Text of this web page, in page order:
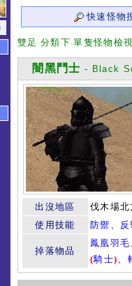
快速怪物
雙足 分類下 單隻怪物檢視
闇黑鬥士 - Black
出沒地區
伐木場
使用技能
防禦 、 反
掉落物品
鳳凰羽毛
(騎士)、